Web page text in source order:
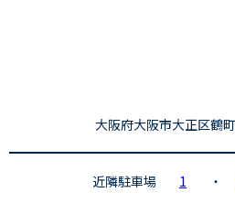
大阪府大阪市大正区鶴
近隣駐車場 1 ・